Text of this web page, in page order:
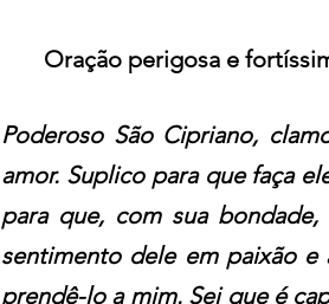
Oração perigosa e
Poderoso São Cipriano,
amor. Suplico para que faça
para que, com sua
sentimento dele em paixão
prendê-lo a mim. Sei que é